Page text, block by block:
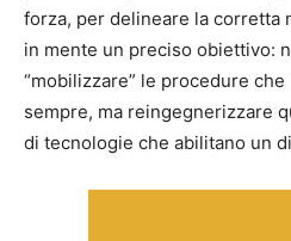
forza, per delineare la corretta
in mente un preciso obiettivo:
“mobilizzare” le procedure che
sempre, ma reingegnerizzare
di tecnologie che abilitano un